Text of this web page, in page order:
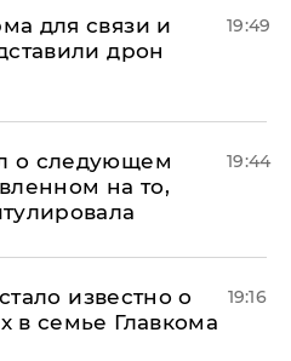
для связи и
дрон
19:49
о следующем
на то,
19:44
известно о
в семье Главкома
19:16